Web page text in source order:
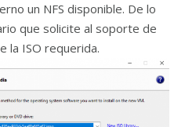
un NFS disponible. De lo
que solicite al soporte de
la ISO requerida.